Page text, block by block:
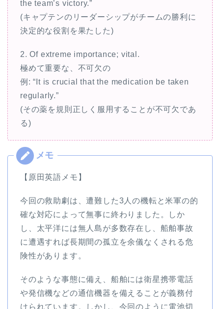
the team’s victory.”
(キャプテンのリーダーシップがチームの勝利に
決定的な役割を果たした)
2. Of extreme importance; vital.
極めて重要な、不可欠の
例: “It is crucial that the medication be taken
regularly.”
(その薬を規則正しく服用することが不可欠であ
る)
【原田英語メモ】
今回の救助劇は、遭難した3人の機転と米軍の的
確な対応によって無事に終わりました。しか
し、太平洋には無人島が多数存在し、船舶事故
に遭遇すれば長期間の孤立を余儀なくされる危
険性があります。
そのような事態に備え、船舶には衛星携帯電話
や発信機などの通信機器を備えることが義務付
けられています。しかし、今回のように電池切